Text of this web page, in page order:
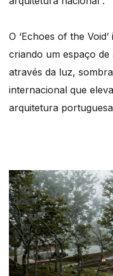
O ‘Echoes of the
criando um espaço
através da luz,
internacional que
arquitetura